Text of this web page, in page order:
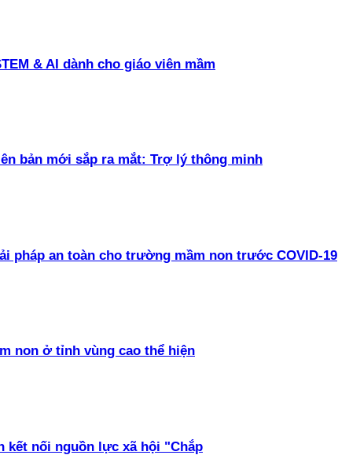
& AI dành cho giáo viên mầm
bản mới sắp ra mắt: Trợ lý thông minh
pháp an toàn cho trường mầm non trước COVID-19
non ở tỉnh vùng cao thể hiện
nối nguồn lực xã hội "Chắp